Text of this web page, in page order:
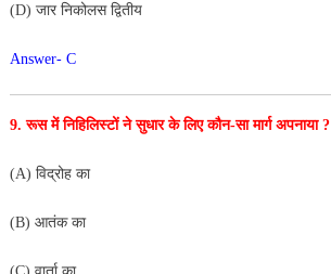
(D) जार निकोलस द्वितीय
Answer- C
9. रूस में निहिलिस्टों ने सुधार के लिए कौन-सा मार्ग अपनाया ?
(A) विद्रोह का
(B) आतंक का